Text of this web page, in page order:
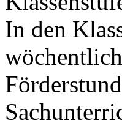
In den